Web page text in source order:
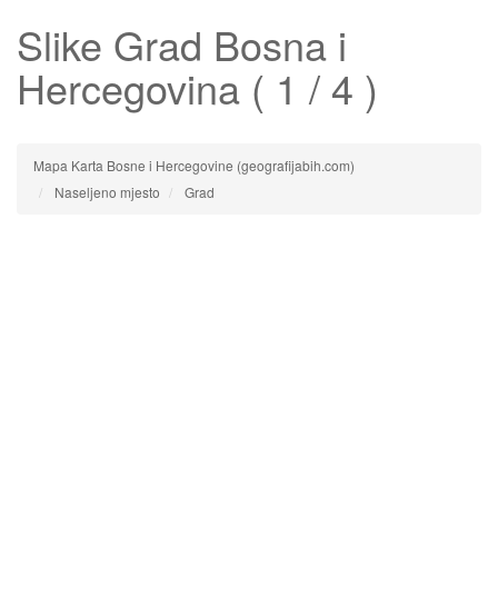
Slike Grad Bosna i
Hercegovina ( 1 / 4 )
Mapa Karta Bosne i Hercegovine (geografijabih.com)
Naseljeno mjesto
Grad